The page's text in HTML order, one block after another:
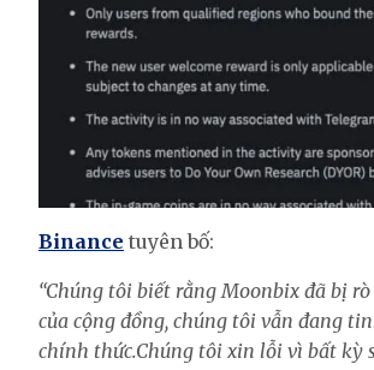
Binance tuyên bố:
“Chúng tôi biết rằng Moonbix đã bị
của cộng đồng, chúng tôi vẫn đang
chính thức.Chúng tôi xin lỗi vì bất kỳ